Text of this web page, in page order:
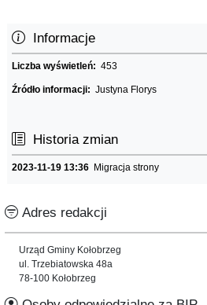
Informacje
Liczba wyświetleń: 453
Źródło informacji: Justyna Florys
Historia zmian
2023-11-19 13:36 Migracja strony
Adres redakcji
Urząd Gminy Kołobrzeg
ul. Trzebiatowska 48a
78-100 Kołobrzeg